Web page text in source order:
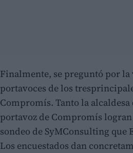
Finalmente, se preguntó por
portavoces de los
Compromís. Tanto la
portavoz de Compromís
sondeo de SyMConsulting que
Los encuestados dan